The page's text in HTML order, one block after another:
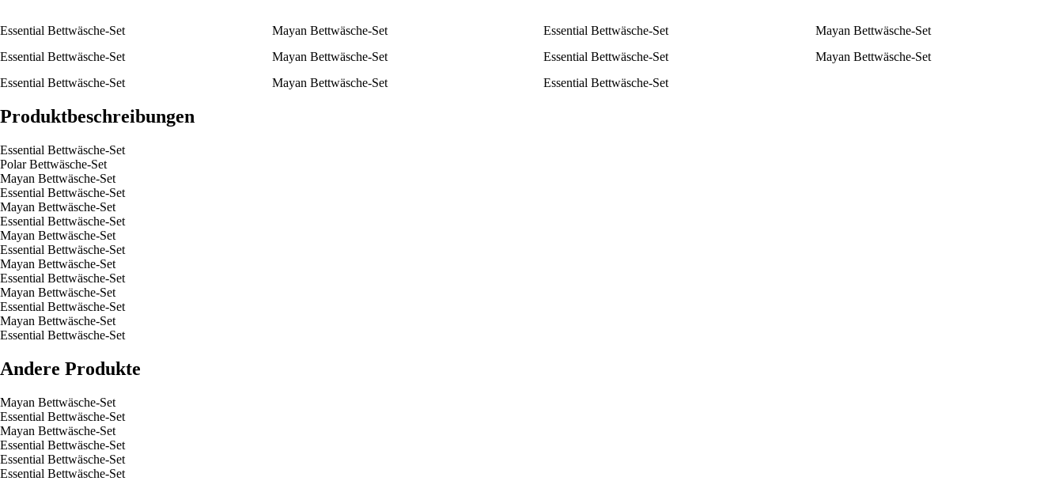
Essential Bettwäsche-Set Mayan Bettwäsche-Set Essential Bettwäsche-Set
Mayan Bettwäsche-Set
Essential Bettwäsche-Set
Mayan Bettwäsche-Set Essential Bettwäsche-Set
Mayan Bettwäsche-Set
Essential Bettwäsche-Set
Mayan Bettwäsche-Set Essential Bettwäsche-Set
Produktbeschreibungen
Essential Bettwäsche-Set
Polar Bettwäsche-Set
Mayan Bettwäsche-Set
Essential Bettwäsche-Set
Mayan Bettwäsche-Set
Essential Bettwäsche-Set
Mayan Bettwäsche-Set
Essential Bettwäsche-Set
Mayan Bettwäsche-Set
Essential Bettwäsche-Set
Mayan Bettwäsche-Set
Essential Bettwäsche-Set
Mayan Bettwäsche-Set
Essential Bettwäsche-Set
Andere Produkte
Mayan Bettwäsche-Set
Essential Bettwäsche-Set
Mayan Bettwäsche-Set
Essential Bettwäsche-Set
Essential Bettwäsche-Set
Essential Bettwäsche-Set